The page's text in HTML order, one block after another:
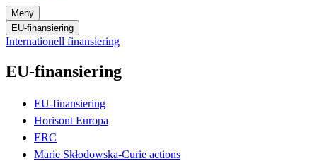
Meny
EU-finansiering
Internationell finansiering
EU-finansiering
EU-finansiering
Horisont Europa
ERC
Marie Skłodowska-Curie actions